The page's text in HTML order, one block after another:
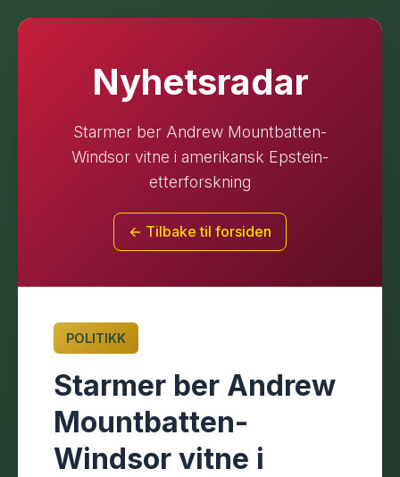
Nyhetsradar
Starmer ber Andrew Mountbatten-
Windsor vitne i amerikansk Epstein-
etterforskning
← Tilbake til forsiden
POLITIKK
Starmer ber Andrew
Mountbatten-
Windsor vitne i